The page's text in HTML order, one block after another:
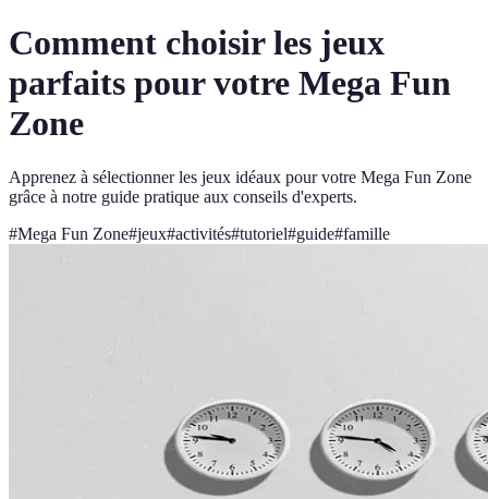
Comment choisir les jeux
parfaits pour votre Mega Fun
Zone
Apprenez à sélectionner les jeux idéaux pour votre Mega Fun Zone
grâce à notre guide pratique aux conseils d'experts.
#Mega Fun Zone#jeux#activités#tutoriel#guide#famille